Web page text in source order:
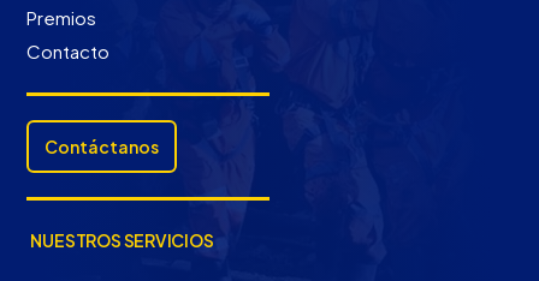
Premios
Contacto
Contáctanos
NUESTROS SERVICIOS